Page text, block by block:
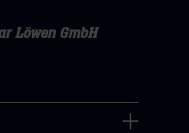
Löwen GmbH